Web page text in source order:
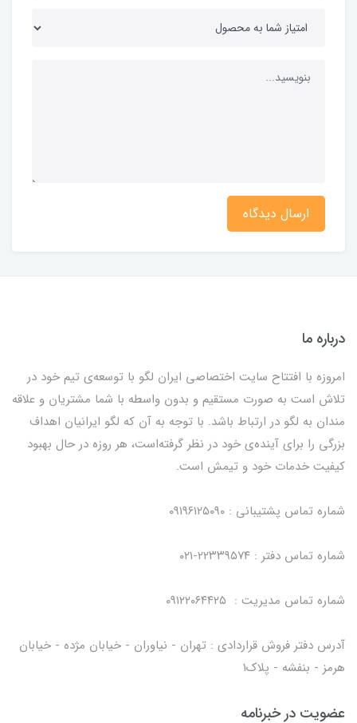
ارسال دیدگاه
درباره ما
امروزه با افتتاح سایت اختصاصی ایران لگو با توسعه‌ی تیم خود در
تلاش است به صورت مستقیم و بدون واسطه با شما مشتریان و علاقه
مندان به لگو در ارتباط باشد. با توجه به آن که لگو ایرانیان اهداف
بزرگی را برای آینده‌ی خود در نظر گرفته‌است، هر روزه در حال بهبود
کیفیت خدمات خود و تیمش است.
شماره تماس پشتیبانی : ۰۹۱۹۶۱۲۵۰۹۰
شماره تماس دفتر : ۲۲۳۳۹۵۷۴-۰۲۱
شماره تماس مدیریت : ۰۹۱۲۲۰۶۴۴۲۵
آدرس دفتر فروش قراردادی : تهران - نیاوران - خیابان مژده - خیابان
هرمز - بنفشه - پلاک۱
عضویت در خبرنامه